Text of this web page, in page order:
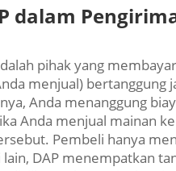
dalam
pihak yang
menjual) bertanggung
Anda menanggung
Anda menjual mainan
Pembeli hanya
DAP menempatkan